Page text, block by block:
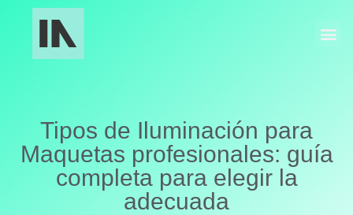
Tipos de Iluminación para
Maquetas profesionales: guía
completa para elegir la
adecuada